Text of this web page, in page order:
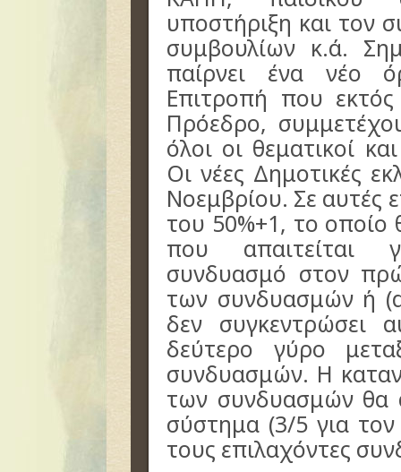
υποστήριξη και τον
συμβουλίων κ.ά.
παίρνει ένα νέο
Επιτροπή που
Πρόεδρο,
όλοι οι θεματικοί
Οι νέες Δημοτικές
Νοεμβρίου. Σε αυτές
του 50%+1, το οποίο
που απαιτείται
συνδυασμό στον
των συνδυασμών ή
δεν συγκεντρώσει
δεύτερο γύρο
συνδυασμών. Η
των συνδυασμών θα
σύστημα (3/5 για τον
τους επιλαχόντες